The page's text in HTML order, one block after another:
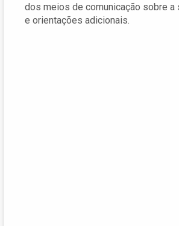
dos meios de comunicação sobre a
e orientações adicionais.